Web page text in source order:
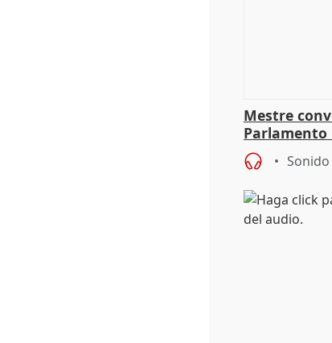
Mestre
defiende
Vox